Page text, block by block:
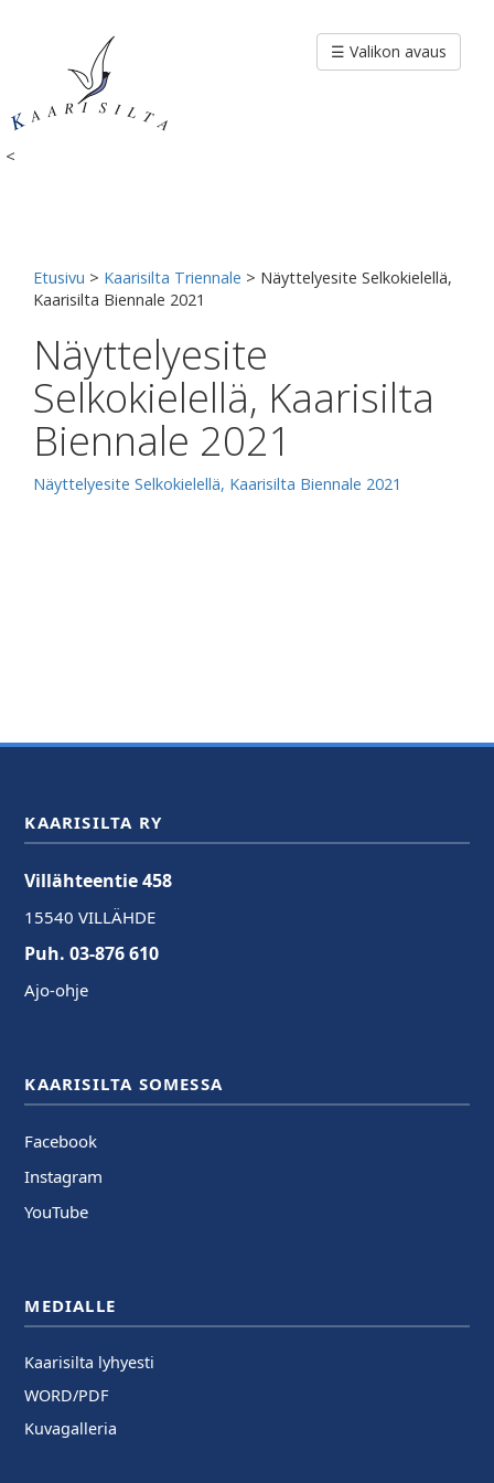
<
☰ Valikon avaus
Etusivu > Kaarisilta Triennale > Näyttelyesite Selkokielellä,
Kaarisilta Biennale 2021
Näyttelyesite
Selkokielellä, Kaarisilta
Biennale 2021
Näyttelyesite Selkokielellä, Kaarisilta Biennale 2021
KAARISILTA RY
Villähteentie 458
15540 VILLÄHDE
Puh. 03-876 610
Ajo-ohje
KAARISILTA SOMESSA
Facebook
Instagram
YouTube
MEDIALLE
Kaarisilta lyhyesti
WORD/PDF
Kuvagalleria